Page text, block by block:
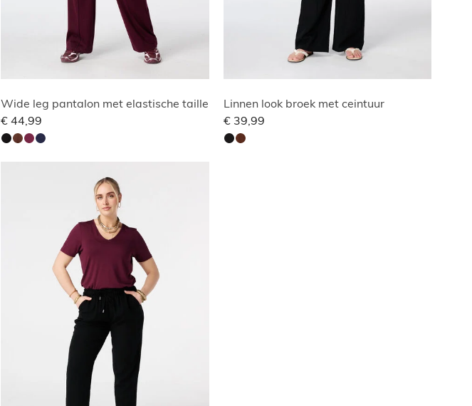
Wide leg pantalon met elastische taille
€ 44,99
Linnen look broek met ceintuur
€ 39,99